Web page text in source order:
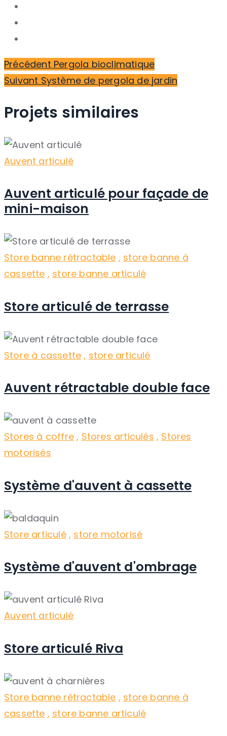
Navigation
des
articles
Précédent Article
précédent :
Pergola bioclimatique
Suivant Article
Système de pergola de jardin
Projets similaires
Auvent articulé
Auvent articulé pour façade de
mini-maison
Store banne rétractable , store banne à
cassette , store banne articulé
Store articulé de terrasse
Store à cassette , store articulé
Auvent rétractable double face
Stores à coffre , Stores articulés , Stores
motorisés
Système d'auvent à cassette
Store articulé, store motorisé
Système d'auvent d'ombrage
Auvent articulé
Store articulé Riva
Store banne rétractable , store banne à
cassette , store banne articulé